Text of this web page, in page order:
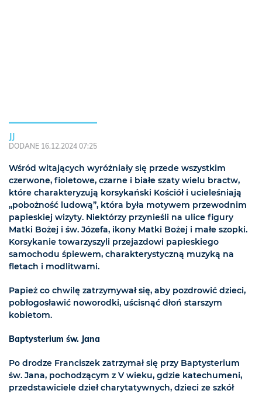
DODANE 16.12.2024 07:25
Wśród witających wyróżniały się przede wszystkim
czerwone, fioletowe, czarne i białe szaty wielu bractw,
które charakteryzują korsykański Kościół i ucieleśniają
„pobożność ludową”, która była motywem przewodnim
papieskiej wizyty. Niektórzy przynieśli na ulice figury
Matki Bożej i św. Józefa, ikony Matki Bożej i małe szopki.
Korsykanie towarzyszyli przejazdowi papieskiego
samochodu śpiewem, charakterystyczną muzyką na
fletach i modlitwami.
Papież co chwilę zatrzymywał się, aby pozdrowić dzieci,
pobłogosławić noworodki, uścisnąć dłoń starszym
kobietom.
Baptysterium św. Jana
Po drodze Franciszek zatrzymał się przy Baptysterium
św. Jana, pochodzącym z V wieku, gdzie katechumeni,
przedstawiciele dzieł charytatywnych, dzieci ze szkół